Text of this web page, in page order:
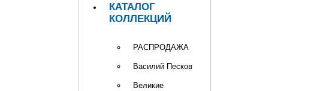
КАТАЛОГ
КОЛЛЕКЦИЙ
РАСПРОДАЖА
Василий Песков
Великие